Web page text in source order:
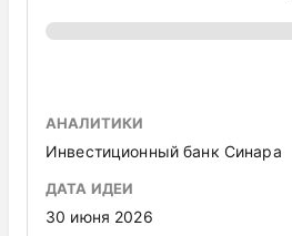
АНАЛИТИКИ
Инвестиционный банк Синара
ДАТА ИДЕИ
30 июня 2026